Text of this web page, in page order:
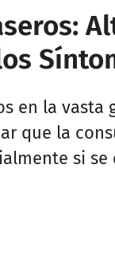
en la vasta
que la
si